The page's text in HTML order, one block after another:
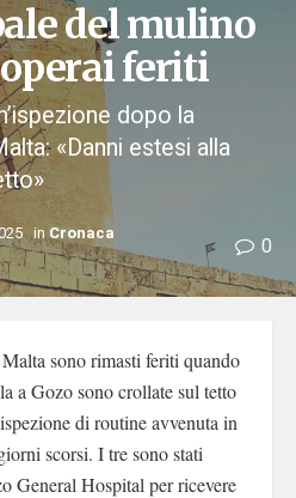
del mulino
operai feriti
dopo la
«Danni estesi alla
in Cronaca
0
sono rimasti feriti quando
a Gozo sono crollate sul tetto
di routine avvenuta in
scorsi. I tre sono stati
General Hospital per ricevere